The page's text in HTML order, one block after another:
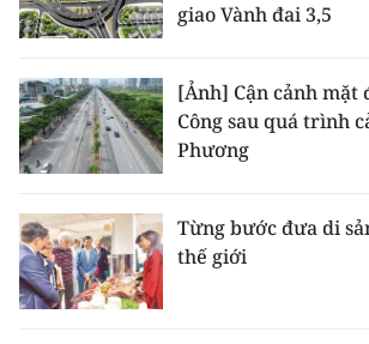
giao Vành đai 3,5
[Ảnh] Cận cảnh mặt
Công sau quá trình
Phương
Từng bước đưa di
thế giới